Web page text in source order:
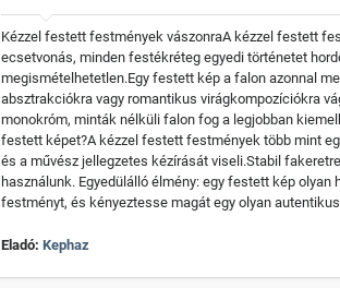
Kézzel festett festmények vászonraA kézzel festett
ecsetvonás, minden festékréteg egyedi történetet
megismételhetetlen.Egy festett kép a falon azonnal
absztrakciókra vagy romantikus virágkompozíciókra
monokróm, minták nélküli falon fog a legjobban
festett képet?A kézzel festett festmények több mint
és a művész jellegzetes kézírását viseli.Stabil
használunk. Egyedülálló élmény: egy festett kép
festményt, és kényeztesse magát egy olyan
Eladó: Kephaz